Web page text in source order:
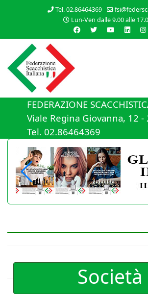
Tel. 02.86464369
Lun-Ven dalle 9.00 alle
FEDERAZIONE
Viale Regina Giovanna, 12
Tel. 02.86464369
Società